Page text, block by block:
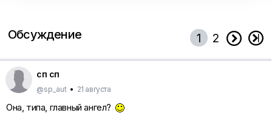
Обсуждение 1 2  
сп сп
@sp_aut • 21 августа
Она, типа, главный ангел?